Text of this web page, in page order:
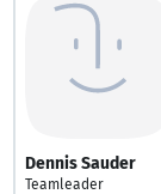
Dennis Sauder
Teamleader